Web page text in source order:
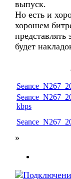
выпуск.
Но есть и
хорошем
представлять
будет
kbps
»